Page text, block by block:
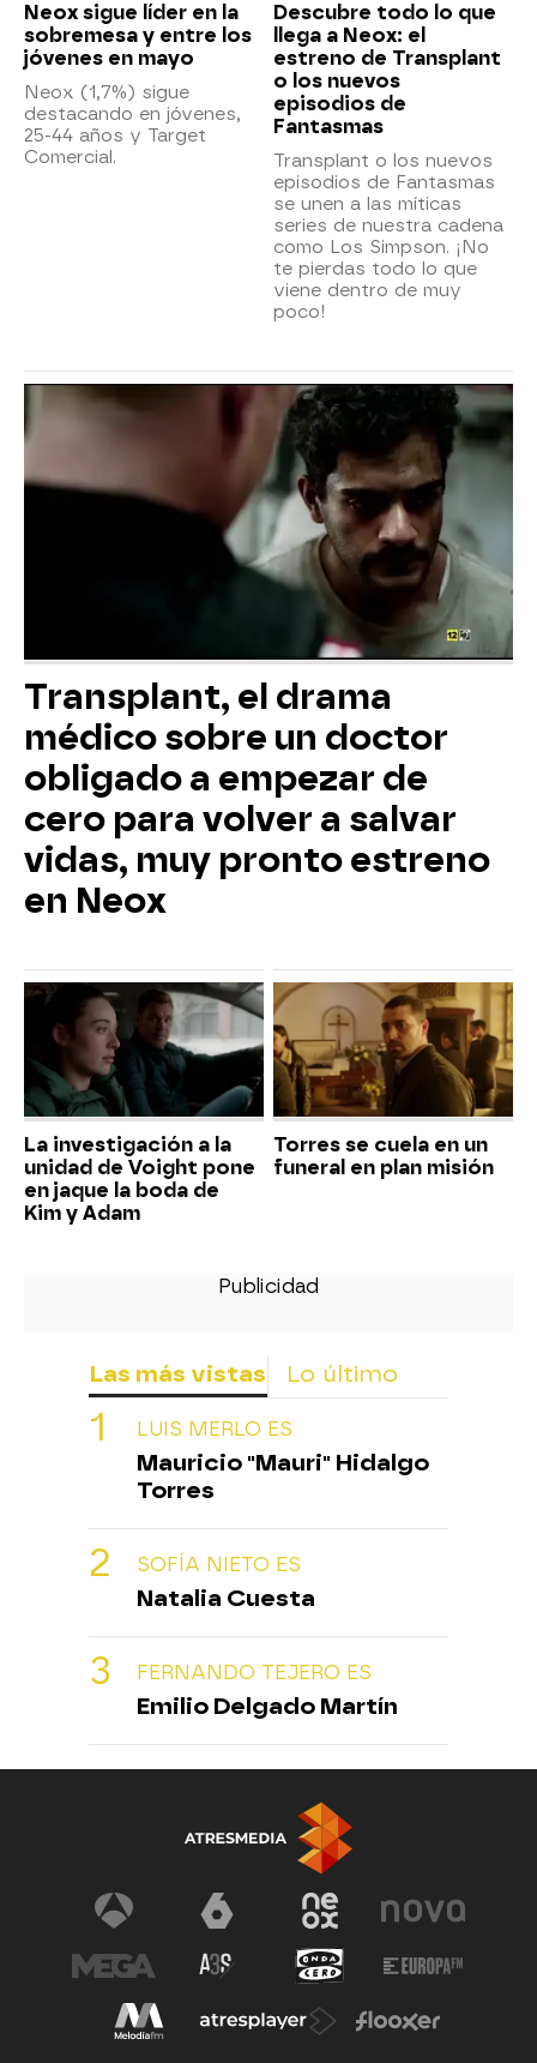
Neox sigue líder en la
sobremesa y entre los
jóvenes en mayo
Neox (1,7%) sigue
destacando en jóvenes,
25-44 años y Target
Comercial.
Descubre todo lo que
llega a Neox: el
estreno de Transplant
o los nuevos
episodios de
Fantasmas
Transplant o los nuevos
episodios de Fantasmas
se unen a las míticas
series de nuestra cadena
como Los Simpson. ¡No
te pierdas todo lo que
viene dentro de muy
poco!
Transplant, el drama
médico sobre un doctor
obligado a empezar de
cero para volver a salvar
vidas, muy pronto estreno
en Neox
La investigación a la
unidad de Voight pone
en jaque la boda de
Kim y Adam
Torres se cuela en un
funeral en plan misión
Las más vistas Lo último
LUIS MERLO ES
Mauricio "Mauri" Hidalgo
Torres
SOFÍA NIETO ES
Natalia Cuesta
FERNANDO TEJERO ES
Emilio Delgado Martín